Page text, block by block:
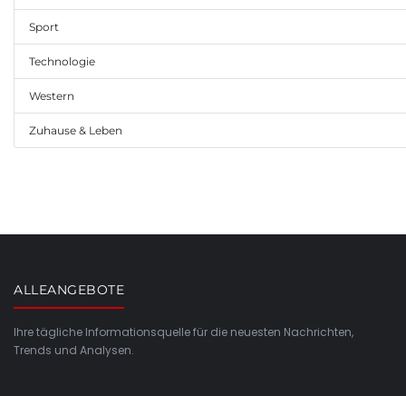
Sport
Technologie
Western
Zuhause & Leben
ALLEANGEBOTE
Ihre tägliche Informationsquelle für die neuesten Nachrichten,
Trends und Analysen.